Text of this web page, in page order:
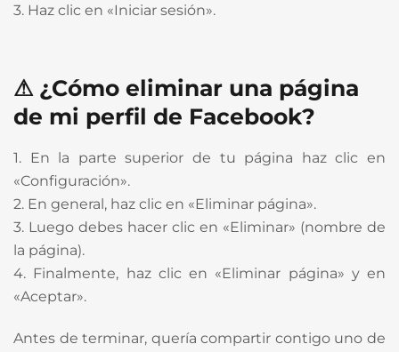
3. Haz clic en «Iniciar sesión».
⚠ ¿Cómo eliminar una página
de mi perfil de Facebook?
1. En la parte superior de tu página haz clic en
«Configuración».
2. En general, haz clic en «Eliminar página».
3. Luego debes hacer clic en «Eliminar» (nombre de
la página).
4. Finalmente, haz clic en «Eliminar página» y en
«Aceptar».
Antes de terminar, quería compartir contigo uno de